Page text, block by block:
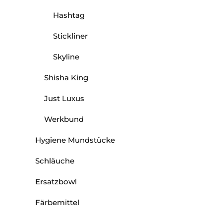
Hashtag
Stickliner
Skyline
Shisha King
Just Luxus
Werkbund
Hygiene Mundstücke
Schläuche
Ersatzbowl
Färbemittel